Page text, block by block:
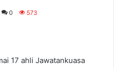
0 573
17 ahli Jawatankuasa